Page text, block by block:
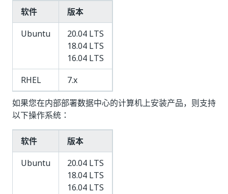
软件
版本
Ubuntu
20.04 LTS
18.04 LTS
16.04 LTS
RHEL
7.x
如果您在内部部署数据中心的计算机上安装产品，则支持
以下操作系统：
软件
版本
Ubuntu
20.04 LTS
18.04 LTS
16.04 LTS